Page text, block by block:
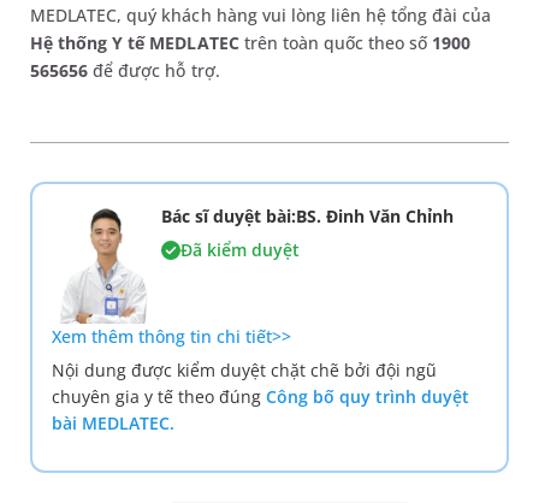
MEDLATEC, quý khách hàng vui lòng liên hệ tổng đài của
Hệ thống Y tế MEDLATECtrên toàn quốc theo số 1900
565656 để được hỗ trợ.
Bác sĩ duyệt bài:BS. Đinh Văn Chỉnh
Đã kiểm duyệt
Xem thêm thông tin chi tiết>>
Nội dung được kiểm duyệt chặt chẽ bởi đội ngũ
chuyên gia y tế theo đúng Công bố quy trình duyệt
bài MEDLATEC.